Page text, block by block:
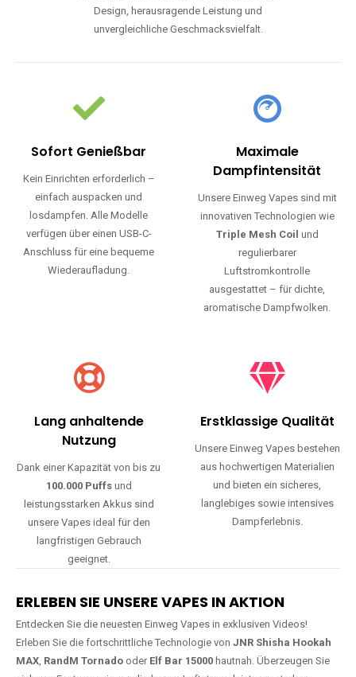
Design, herausragende Leistung und
unvergleichliche Geschmacksvielfalt.
Sofort Genießbar
Kein Einrichten erforderlich –
einfach auspacken und
losdampfen. Alle Modelle
verfügen über einen USB-C-
Anschluss für eine bequeme
Wiederaufladung.
Maximale
Dampfintensität
Unsere Einweg Vapes sind mit
innovativen Technologien wie
Triple Mesh Coil und
regulierbarer
Luftstromkontrolle
ausgestattet – für dichte,
aromatische Dampfwolken.
Lang anhaltende
Nutzung
Dank einer Kapazität von bis zu
100.000 Puffsund
leistungsstarken Akkus sind
unsere Vapes ideal für den
langfristigen Gebrauch
geeignet.
Erstklassige Qualität
Unsere Einweg Vapes bestehen
aus hochwertigen Materialien
und bieten ein sicheres,
langlebiges sowie intensives
Dampferlebnis.
ERLEBEN SIE UNSERE VAPES IN AKTION
Entdecken Sie die neuesten Einweg Vapes in exklusiven Videos!
Erleben Sie die fortschrittliche Technologie von JNR Shisha Hookah
MAX, RandM Tornado oder Elf Bar 15000 hautnah. Überzeugen Sie